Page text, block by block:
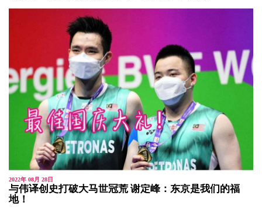
2022年 08月 28日
与伟译创史打破大马世冠荒 谢定峰：东京是我们的福
地！